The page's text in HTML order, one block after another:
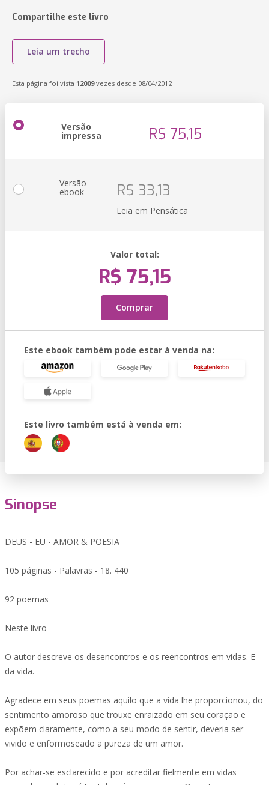
Compartilhe este livro
Leia um trecho
Esta página foi vista 12009vezes desde 08/04/2012
Versão
impressa R$ 75,15
Versão
ebook R$ 33,13
Leia em Pensática
Valor total:
R$ 75,15
Comprar
Este ebook também pode estar à venda na:
Este livro também está à venda em:
Sinopse
DEUS - EU - AMOR & POESIA
105 páginas - Palavras - 18. 440
92 poemas
Neste livro
O autor descreve os desencontros e os reencontros em vidas. E
da vida.
Agradece em seus poemas aquilo que a vida lhe proporcionou, do
sentimento amoroso que trouxe enraizado em seu coração e
expõem claramente, como a seu modo de sentir, deveria ser
vivido e enformoseado a pureza de um amor.
Por achar-se esclarecido e por acreditar fielmente em vidas